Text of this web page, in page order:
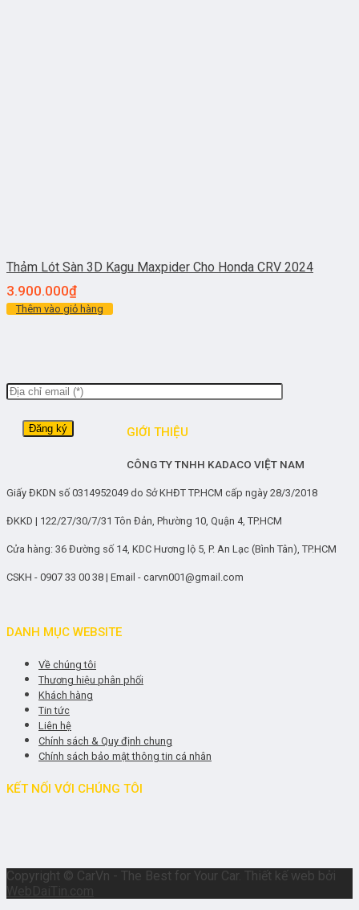
Thảm Lót Sàn 3D Kagu Maxpider Cho Honda CRV 2024
3.900.000₫
Thêm vào giỏ hàng
GIỚI THIỆU
CÔNG TY TNHH KADACO VIỆT NAM
Giấy ĐKDN số 0314952049 do Sở KHĐT TP.HCM cấp ngày 28/3/2018
ĐKKD | 122/27/30/7/31 Tôn Đản, Phường 10, Quận 4, TP.HCM
Cửa hàng: 36 Đường số 14, KDC Hương lộ 5, P. An Lạc (Bình Tân), TP.HCM
CSKH - 0907 33 00 38 | Email - carvn001@gmail.com
DANH MỤC WEBSITE
Về chúng tôi
Thương hiệu phân phối
Khách hàng
Tin tức
Liên hệ
Chính sách & Quy định chung
Chính sách bảo mật thông tin cá nhân
KẾT NỐI VỚI CHÚNG TÔI
Copyright © CarVn - The Best for Your Car. Thiết kế web bởi
WebDaiTin.com